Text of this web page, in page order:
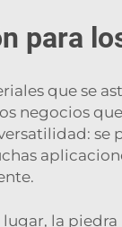
para
que se
negocios
se
la